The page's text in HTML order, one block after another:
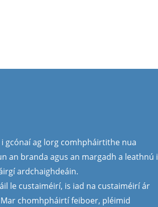
gcónaí ag lorg comhpháirtithe nua
an branda agus an margadh a leathnú i
ardchaighdeáin.
le custaiméirí, is iad na custaiméirí ár
chomhpháirtí feiboer, pléimid